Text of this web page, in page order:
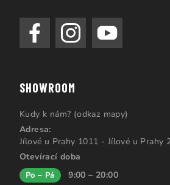
SHOWROOM
Kudy k nám? (odkaz mapy)
Adresa:
Jílové u Prahy 1011 - Jílové u Prahy
Otevírací doba
Po – Pá 9:00 – 20:00